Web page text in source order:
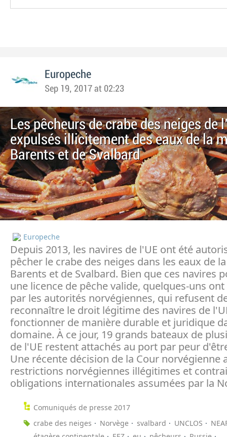
Europeche
Sep 19, 2017 at 02:23
Les pêcheurs de crabe des neiges de
expulsés illicitement des eaux de la
Barents et de Svalbard
Europeche
Depuis 2013, les navires de l'UE ont été
pêcher le crabe des neiges dans les eaux de
Barents et de Svalbard. Bien que ces navires
une licence de pêche valide, quelques-uns
par les autorités norvégiennes, qui refusent
reconnaître le droit légitime des navires de
fonctionner de manière durable et juridique
domaine. À ce jour, 19 grands bateaux de
de l'UE restent attachés au port par peur
Une récente décision de la Cour norvégienne
restrictions norvégiennes illégitimes et
obligations internationales assumées par la
Comuniqués de presse 2017
crabe des neiges
Norvège svalbard UNCLOS